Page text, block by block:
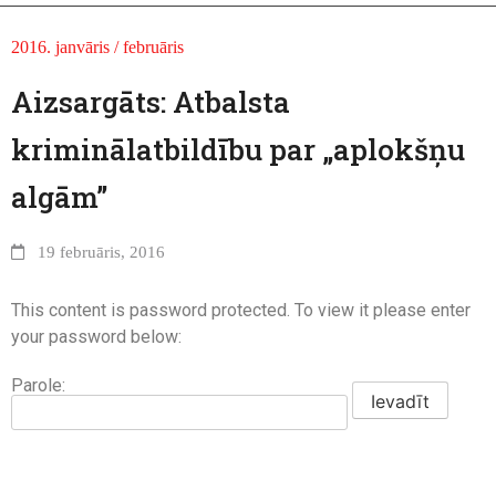
2016. janvāris / februāris
Aizsargāts: Atbalsta
kriminālatbildību par „aplokšņu
algām”
19 februāris, 2016
This content is password protected. To view it please enter
your password below:
Parole: